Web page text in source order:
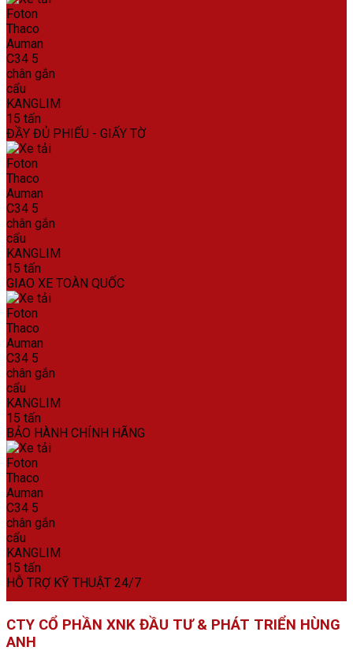
ĐẦY ĐỦ PHIẾU - GIẤY TỜ
GIAO XE TOÀN QUỐC
BẢO HÀNH CHÍNH HÃNG
HỖ TRỢ KỸ THUẬT 24/7
CTY CỔ PHẦN XNK ĐẦU TƯ & PHÁT TRIỂN HÙNG
ANH